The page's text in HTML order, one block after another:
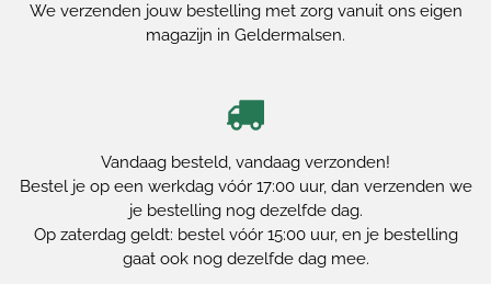
We verzenden jouw bestelling met zorg vanuit ons eigen
magazijn in Geldermalsen.
Vandaag besteld, vandaag verzonden!
Bestel je op een werkdag vóór 17:00 uur, dan verzenden we
je bestelling nog dezelfde dag.
Op zaterdag geldt: bestel vóór 15:00 uur, en je bestelling
gaat ook nog dezelfde dag mee.